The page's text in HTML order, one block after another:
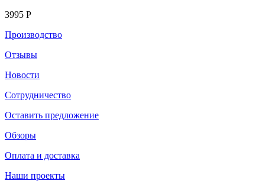
3995 Р
Производство
Отзывы
Новости
Сотрудничество
Оставить предложение
Обзоры
Оплата и доставка
Наши проекты